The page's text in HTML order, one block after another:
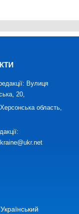
Вулиця
20,
область,